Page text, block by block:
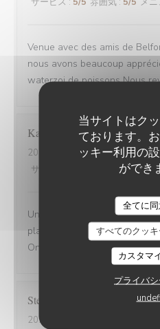
当サイトはク
ております。
ッキー利用の
ができ
全てに
すべてのクッ
カスタマ
プライバ
Venue avec des amis de
nous avons beaucoup
waterzoi de poissons Nous
Karine
2025-08-30
- 21:15 - ゲスト 4
サービス
:5/5 メ
Une adresse a absolument
plats tous délicieux,un
On reviendra....
Stefano
2025-08-30